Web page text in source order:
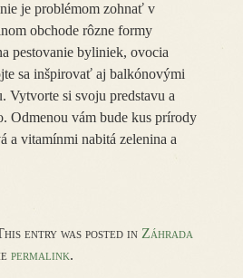
je problémom zohnať v
obchode rôzne formy
pestovanie byliniek, ovocia
sa inšpirovať aj balkónovými
Vytvorte si svoju predstavu a
Odmenou vám bude kus prírody
a vitamínmi nabitá zelenina a
entry was posted in Záhrada
permalink.